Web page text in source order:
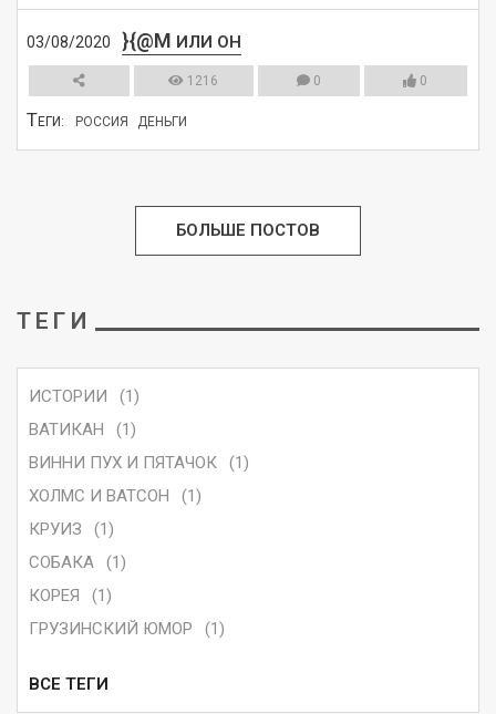
03/08/2020 }{@M ИЛИ ОН
1216 0 0
ТЕГИ: РОССИЯ ДЕНЬГИ
БОЛЬШЕ ПОСТОВ
ТЕГИ
ИСТОРИИ
(1)
ВАТИКАН
(1)
ВИННИ ПУХ И ПЯТАЧОК
(1)
ХОЛМС И ВАТСОН
(1)
КРУИЗ
(1)
СОБАКА
(1)
КОРЕЯ
(1)
ГРУЗИНСКИЙ ЮМОР
(1)
ВСЕ ТЕГИ